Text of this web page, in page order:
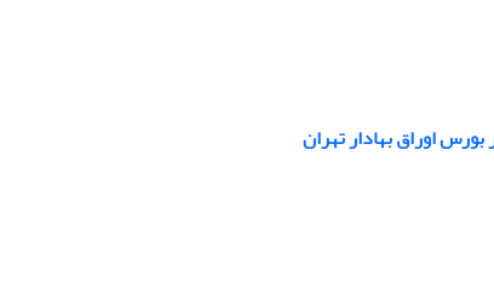
اوراق بهادار تهران